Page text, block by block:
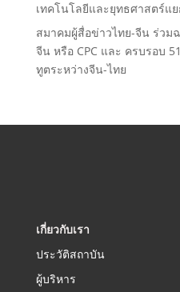
เทคโนโลยีและยุทธศาสตร์แ
สมาคมผู้สื่อข่าวไทย-จีน ร่วม
จีน หรือ CPC และ ครบรอบ
ทูตระหว่างจีน-ไทย
เกี่ยวกับเรา
ประวัติสถาบัน
ผู้บริหาร